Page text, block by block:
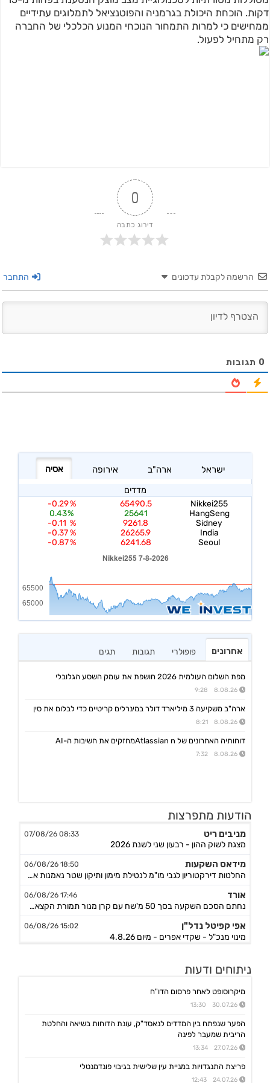
דקות. הוכחת היכולת בגרמניה והפוטנציאל לתמלוגים עתידיים
ממחישים כי למרות התמחור הנוכחי המנוע הכלכלי של החברה
רק מתחיל לפעול.
0
דירוג כתבה
הרשמה לקבלת עדכונים התחבר
0 תגובות
אחרונים פופולרי תגובות תגים
מפת השלום העולמית 2026 חושפת את עומק השסע הגלובלי
8.08.26 9:28
ארה"ב משקיעה 3 מיליארד דולר במינרלים קריטיים כדי לבלום את סין
8.08.26 8:21
דוחותיה האחרונים של Atlassian nמחזקים את חשיבות ה-AI
8.08.26 7:32
הודעות מתפרצות
מניבים ריט 08:33 07/08/26
מצגת לשוק ההון - רבעון שני לשנת 2026
מידאס השקעות 18:50 06/08/26
החלטות דירקטוריון לגבי מו"מ לנטילת מימון ותיקון שטר נאמנות אג"ח ד׳ - המשך בק"ע תזמ"ז חזוי והיערכות ל
אורד 17:46 06/08/26
נחתם הסכם השקעה בסך 50 מ'שח עם קרן מנור תמורת הקצאה פרטית ב-164.51 ש״ח למניה +אופציה להשקעה נוספת, ה
אפי קפיטל נדל"ן 15:02 06/08/26
מינוי מנכ"ל - שקדי אפרים - מיום 4.8.26
הגשת בקשה להקמת בנק Nayax America בארה"ב
לייבפרסון
הצגת הצעת רכישת החברה ע"י SOUNDHOUND AI
אפולו פאוור
ג'ין טכנולוגיות
ניתוחים ודעות
מיקרוסופט לאחר פרסום הדו"ח
30.07.26 13:30
הפער שנפתח בין המדדים לנאסד"ק, עונת הדוחות בשיאה והחלטת
הריבית שמעבר לפינה
27.07.26 13:34
פריצת התנגדויות במניית עין שלישית בגיבוי פונדמנטלי
24.07.26 12:43